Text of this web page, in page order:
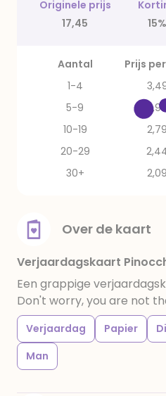
Originele prijs
17,45
15%
Aantal Prijs
1-4
5-9
2,97
10-19
2,79
20-29
30+
2,09
Over de kaart
Verjaardagskaart
Een grappige
Don't worry, you are not
Verjaardag Papier
Man